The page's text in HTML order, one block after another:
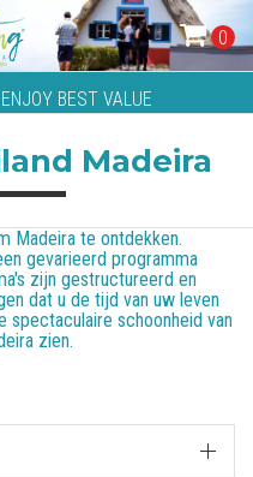
BEST VALUE
0
Madeira
Madeira te ontdekken.
gevarieerd programma
zijn gestructureerd en
dat u de tijd van uw leven
spectaculaire schoonheid van
zien.